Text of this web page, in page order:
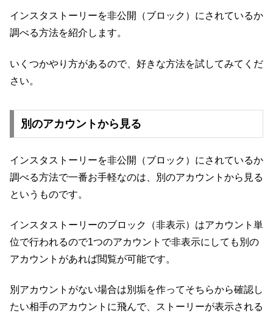
インスタストーリーを非公開（ブロック）にされているか
調べる方法を紹介します。
いくつかやり方があるので、好きな方法を試してみてくだ
さい。
別のアカウントから見る
インスタストーリーを非公開（ブロック）にされているか
調べる方法で一番お手軽なのは、別のアカウントから見る
というものです。
インスタストーリーのブロック（非表示）はアカウント単
位で行われるので1つのアカウントで非表示にしても別の
アカウントがあれば閲覧が可能です。
別アカウントがない場合は別垢を作ってそちらから確認し
たい相手のアカウントに飛んで、ストーリーが表示される